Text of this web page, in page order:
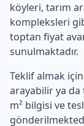
köyleri, tarım
kompleksleri
toptan fiyat
sunulmaktadır.
Teklif almak için
arayabilir ya
m² bilgisi ve